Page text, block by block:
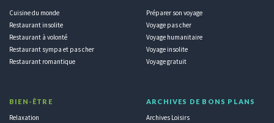
Cuisine du monde
Restaurant insolite
Restaurant à volonté
Restaurant sympa et pas cher
Restaurant romantique
BIEN-ÊTRE
Relaxation
Préparer son voyage
Voyage pas cher
Voyage humanitaire
Voyage insolite
Voyage gratuit
ARCHIVES DE BONS PLANS
Archives Loisirs